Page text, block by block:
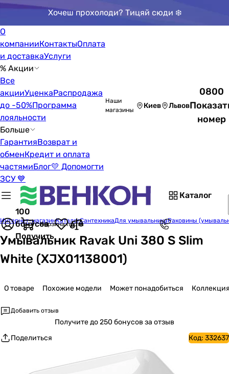
Хочеш прохолоди? Тицяй сюди ❄️
О
компанииКонтактыОплата
и доставкаУслуги
% Акции
Все
акцииУценкаРаспродажа
до -50%Программа
лояльности
Больше
ГарантияВозврат и
обменКредит и оплата
частямиБлог💛 Допомогти
ЗСУ 💙
Наши
магазины
Киев Львов
0800
номер
Каталог
100
бонусов
Получить
Корзина пуста
Интернет-магазинКаталогСантехникаДля умывальникаРаковины
Умывальник Ravak Uni 380 S Slim
White (XJX01138001)
О товаре Похожие модели Может понадобиться
Добавить отзыв
Получитедо 250 бонусов за отзыв
Поделиться
Код: 332637